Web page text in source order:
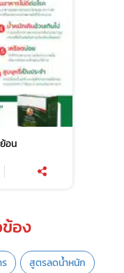
อน
อง
สูตรลดน้ำหนัก